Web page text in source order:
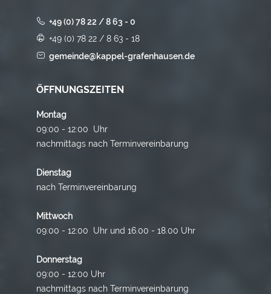
+49 (0) 78 22 / 8 63 - 0
+49 (0) 78 22 / 8 63 - 18
gemeinde@kappel-grafenhausen.de
ÖFFNUNGSZEITEN
Montag
09:00 - 12:00 Uhr
nachmittags nach Terminvereinbarung
Dienstag
nach Terminvereinbarung
Mittwoch
09:00 - 12:00 Uhr und 16.00 - 18.00 Uhr
Donnerstag
09:00 - 12:00 Uhr
nachmittags nach Terminvereinbarung